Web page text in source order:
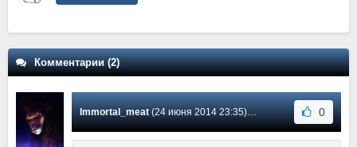
Комментарии (2)
Immortal_meat(24 июня 2014 23:35) Сообщение #2 0